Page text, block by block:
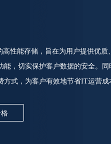
高性能存储，旨在为用户提供优
能，切实保护客户数据的安全。
方式，为客户有效地节省IT运营